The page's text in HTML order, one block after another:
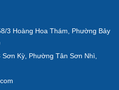
3 Hoàng Hoa Thám, Phường Bảy
Kỳ, Phường Tân Sơn Nhì,